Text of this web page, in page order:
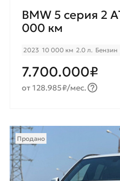
BMW 5 серия 2
000 км
2023 10 000 км 2.0 л. Бензин
7.700.000₽
от 128.985₽/мес.
Продано